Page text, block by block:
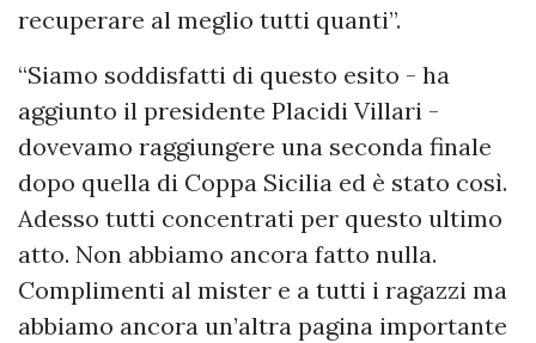
recuperare al meglio tutti quanti”.
“Siamo soddisfatti di questo esito - ha
aggiunto il presidente Placidi Villari -
dovevamo raggiungere una seconda finale
dopo quella di Coppa Sicilia ed è stato così.
Adesso tutti concentrati per questo ultimo
atto. Non abbiamo ancora fatto nulla.
Complimenti al mister e a tutti i ragazzi ma
abbiamo ancora un’altra pagina importante